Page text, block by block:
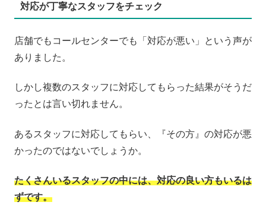
対応が丁寧なスタッフをチェック
店舗でもコールセンターでも「対応が悪い」という声が
ありました。
しかし複数のスタッフに対応してもらった結果がそうだ
ったとは言い切れません。
あるスタッフに対応してもらい、『その方』の対応が悪
かったのではないでしょうか。
たくさんいるスタッフの中には、対応の良い方もいるは
ずです。